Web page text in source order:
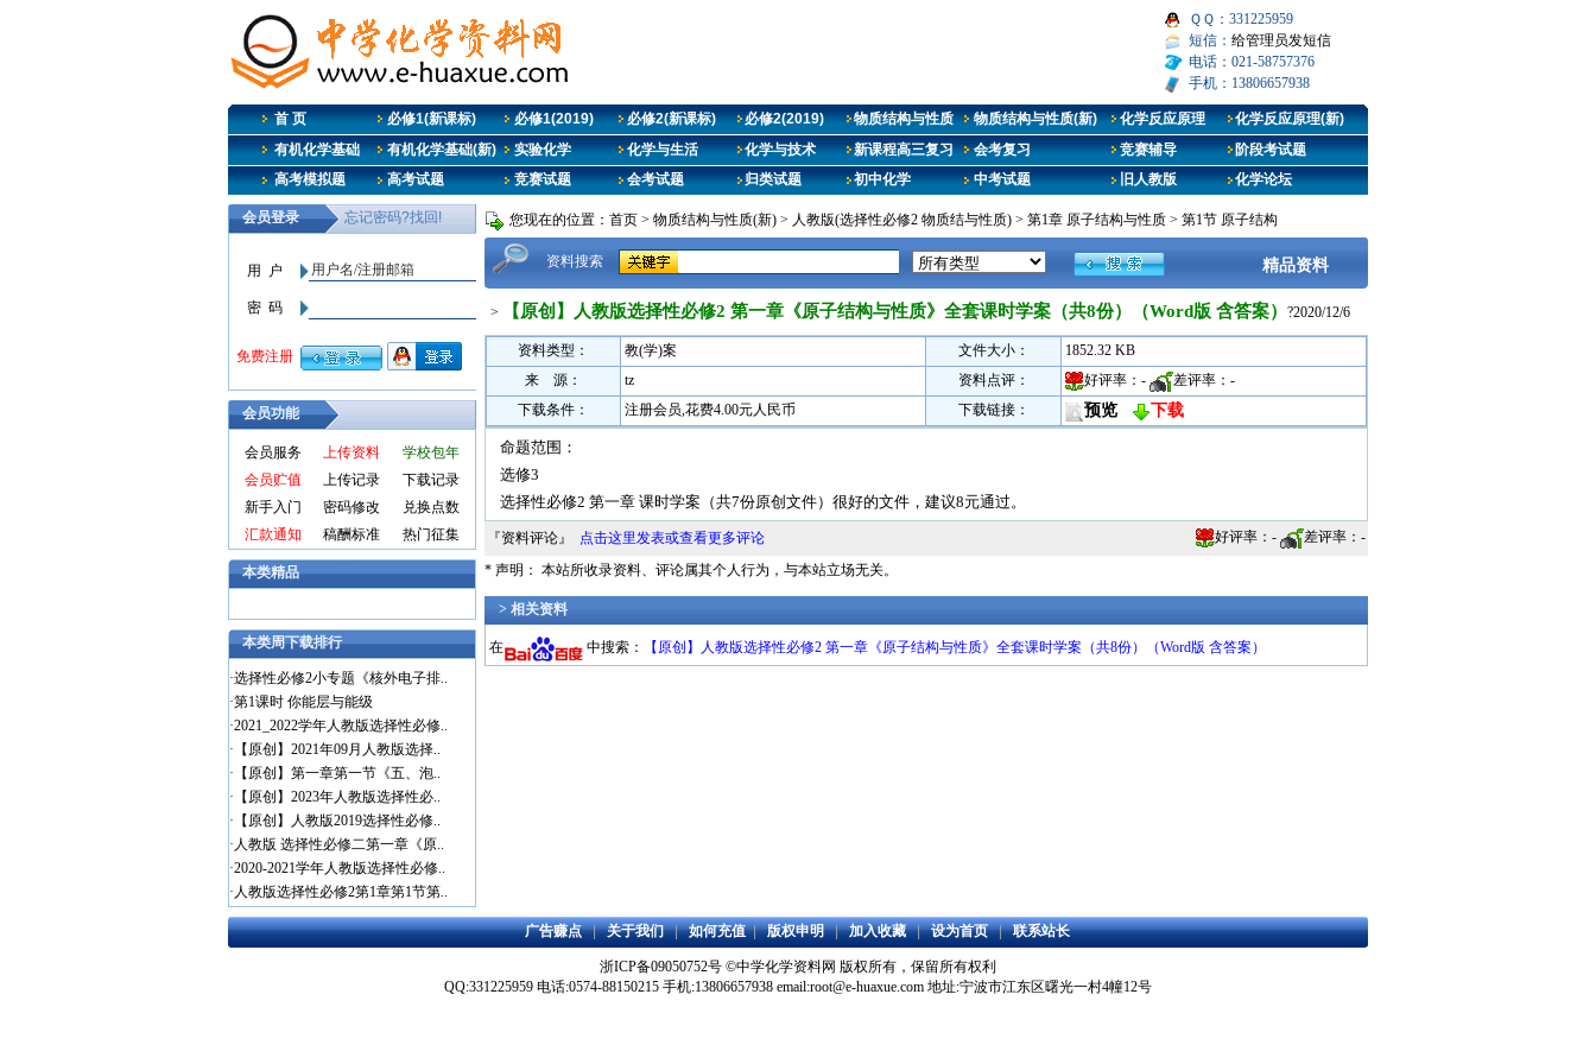
ＱＱ：331225959
短信： 给管理员发短信
电话：021-58757376
手机：13806657938
首 页 必修1(新课标) 必修1(2019) 必修2(新课标) 必修2(2019) 物质结构与性质 物质结构与性质(新) 化学反应原理
化学反应原理(新)
有机化学基础
有机化学基础(新) 实验化学 化学与生活 化学与技术 新课程高三复习 会考复习 竞赛辅导
阶段考试题
高考模拟题
高考试题 竞赛试题 会考试题 归类试题 初中化学 中考试题 旧人教版 化学论坛
会员功能
会员服务 上传资料
学校包年
会员贮值
上传记录
下载记录
新手入门
密码修改
兑换点数
汇款通知
稿酬标准 热门征集
本类精品
本类周下载排行
·选择性必修2小专题《核外电子排..
·第1课时 你能层与能级
·2021_2022学年人教版选择性必修..
· 【原创】2021年09月人教版选择..
· 【原创】第一章第一节《五、泡..
· 【原创】2023年人教版选择性必..
· 【原创】人教版2019选择性必修..
· 人教版 选择性必修二第一章《原..
·2020-2021学年人教版选择性必修..
· 人教版选择性必修2第1章第1节第..
您现在的位置： 首页 > 物质结构与性质(新) > 人教版(选择性必修2 物质结与性质) > 第1章 原子结构与性质 > 第1节 原子结构
资料搜索 精品资料
> 【原创】人教版选择性必修2 第一章《原子结构与性质》全套课时学案（共8份）（Word版 含答案） ?2020/12/6
资料类型： 教(学)案 文件大小：
1852.32 KB
来 源：
tz 资料点评： 好评率： - 差评率： -
下载条件：
注册会员,花费4.00元人民币 下载链接： 预览 下载
命题范围：
选修3
选择性必修2 第一章 课时学案（共7份原创文件）很好的文件，建议8元通过。
『资料评论』 点击这里发表或查看更多评论 好评率： - 差评率： -
* 声明： 本站所收录资料、评论属其个人行为，与本站立场无关。
> 相关资料
在 中搜索： 【原创】人教版选择性必修2 第一章《原子结构与性质》全套课时学案（共8份）（Word版 含答案）
广告赚点|关于我们|如何充值|版权申明|加入收藏|设为首页|联系站长
浙ICP备09050752号 ©中学化学资料网 版权所有，保留所有权利
QQ:331225959 电话:0574-88150215 手机:13806657938 email:root@e-huaxue.com 地址:宁波市江东区曙光一村4幢12号